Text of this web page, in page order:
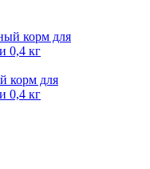
корм для
0,4 кг